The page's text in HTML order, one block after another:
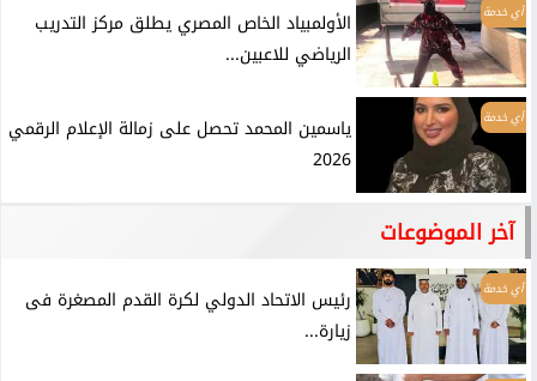
أي خدمة
الأولمبياد الخاص المصري يطلق مركز التدريب
الرياضي للاعبين...
أي خدمة
ياسمين المحمد تحصل على زمالة الإعلام الرقمي
2026
آخر الموضوعات
أي خدمة
رئيس الاتحاد الدولي لكرة القدم المصغرة فى
زيارة...